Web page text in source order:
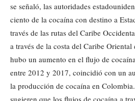
se señaló, las autoridades
ciento de la cocaína con destino a
través de las rutas del Caribe
a través de la costa del Caribe
hubo un aumento en el flujo de
entre 2012 y 2017, coincidió con un
la producción de cocaína en
sugieren que los flujos de cocaína a